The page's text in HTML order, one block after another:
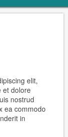
elit,
et dolore
nostrud
ea commodo
in